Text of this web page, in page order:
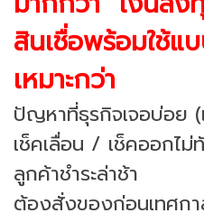
สินเชื่อพร้อมใช้แ
เหมาะกว่า
ปัญหาที่ธุรกิจเจอบ่อย
เช็คเลื่อน / เช็คออกไม่
ลูกค้าชำระล่าช้า
ต้องสั่งของก่อนเทศก